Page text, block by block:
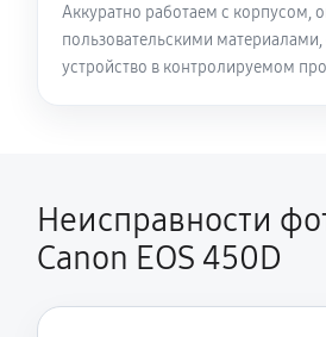
Аккуратно работаем с корпусом,
пользовательскими материалами,
устройство в контролируемом
Неисправности
Canon EOS 450D